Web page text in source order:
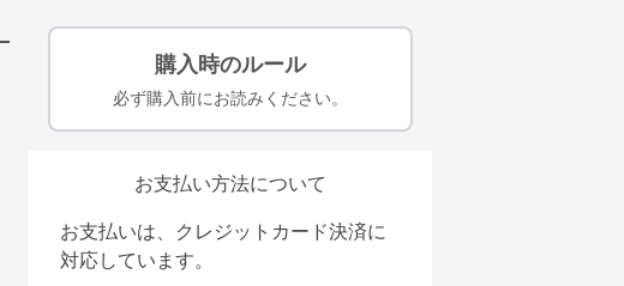
購入時のルール
必ず購入前にお読みください。
お支払い方法について
お支払いは、クレジットカード決済に
対応しています。